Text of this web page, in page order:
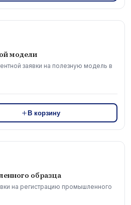
модели
заявки на полезную модель в
В корзину
образца
на регистрацию промышленного